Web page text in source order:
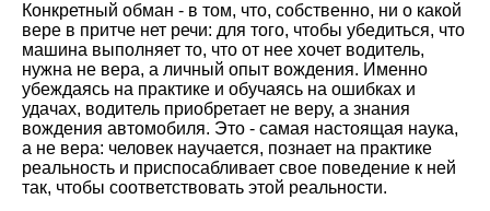
Конкретный обман - в том, что, собственно, ни о какой
вере в притче нет речи: для того, чтобы убедиться, что
машина выполняет то, что от нее хочет водитель,
нужна не вера, а личный опыт вождения. Именно
убеждаясь на практике и обучаясь на ошибках и
удачах, водитель приобретает не веру, а знания
вождения автомобиля. Это - самая настоящая наука,
а не вера: человек научается, познает на практике
реальность и приспосабливает свое поведение к ней
так, чтобы соответствовать этой реальности.